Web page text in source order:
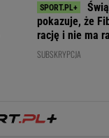
pokazuje, że
rację i nie ma
SUBSKRYPCJA